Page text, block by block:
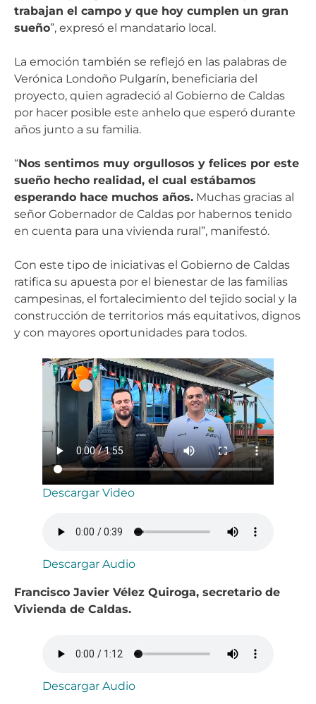
trabajan el campo y que hoy cumplen un gran
sueño”, expresó el mandatario local.
La emoción también se reflejó en las palabras de
Verónica Londoño Pulgarín, beneficiaria del
proyecto, quien agradeció al Gobierno de Caldas
por hacer posible este anhelo que esperó durante
años junto a su familia.
“Nos sentimos muy orgullosos y felices por este
sueño hecho realidad, el cual estábamos
esperando hace muchos años. Muchas gracias al
señor Gobernador de Caldas por habernos tenido
en cuenta para una vivienda rural”, manifestó.
Con este tipo de iniciativas el Gobierno de Caldas
ratifica su apuesta por el bienestar de las familias
campesinas, el fortalecimiento del tejido social y la
construcción de territorios más equitativos, dignos
y con mayores oportunidades para todos.
Descargar Video
Descargar Audio
Francisco Javier Vélez Quiroga, secretario de
Vivienda de Caldas.
Descargar Audio